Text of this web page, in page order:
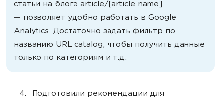
статьи на блоге article/[article name]
— позволяет удобно работать в Google
Analytics. Достаточно задать фильтр по
названию URL catalog, чтобы получить данные
только по категориям и т.д.
Подготовили рекомендации для